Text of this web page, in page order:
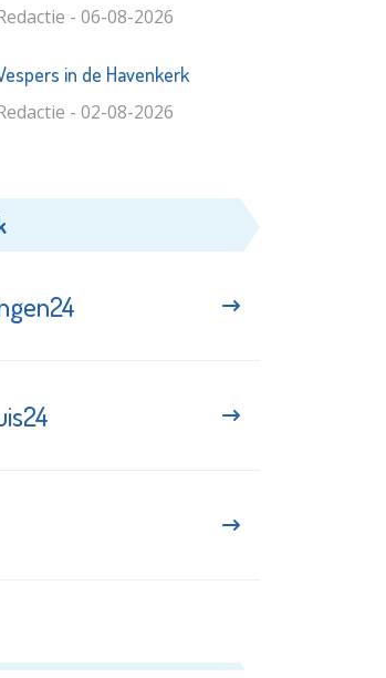
- 06-08-2026
in de Havenkerk
- 02-08-2026